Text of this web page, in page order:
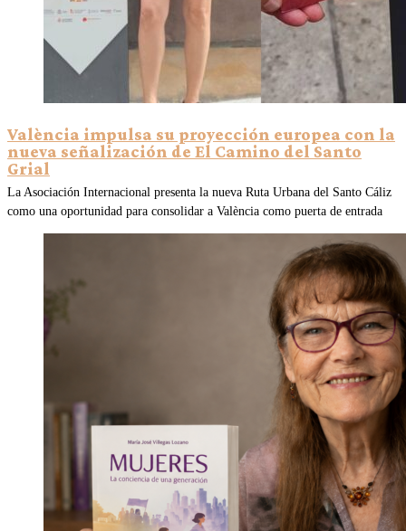
València impulsa su proyección europea con la
nueva señalización de El Camino del Santo
Grial
La Asociación Internacional presenta la nueva Ruta Urbana del Santo Cáliz
como una oportunidad para consolidar a València como puerta de entrada